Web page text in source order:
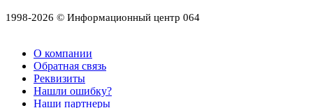
1998-2026 © Информационный центр 064
О компании
Обратная связь
Реквизиты
Нашли ошибку?
Наши партнеры